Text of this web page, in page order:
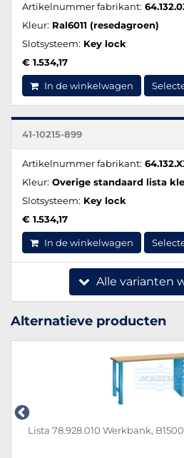
Artikelnummer fabrikant:
Kleur: Ral6011 (resedagroen)
Slotsysteem: Key lock
€ 1.534,17
In de winkelwagen
41-10215-899
Artikelnummer fabrikant:
Kleur: Overige standaard lista
Slotsysteem: Key lock
€ 1.534,17
In de winkelwagen
Alle varianten
Alternatieve producten
Lista 78.928.010 Werkbank,